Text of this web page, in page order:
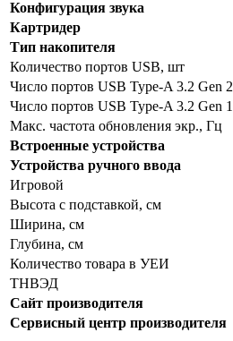
Конфигурация звука
Картридер
Тип накопителя
Количество портов USB, шт
Число портов USB Type-A 3.2 Gen 2
Число портов USB Type-A 3.2 Gen 1
Макс. частота обновления экр., Гц
Встроенные устройства
Устройства ручного ввода
Игровой
Высота с подставкой, см
Ширина, см
Глубина, см
Количество товара в УЕИ
ТНВЭД
Сайт производителя
Сервисный центр производителя